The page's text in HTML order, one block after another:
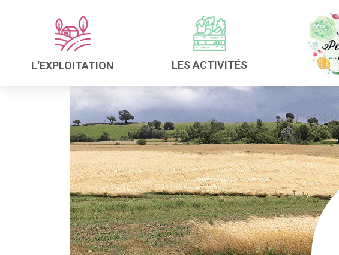
L'EXPLOITATION LES ACTIVITÉS